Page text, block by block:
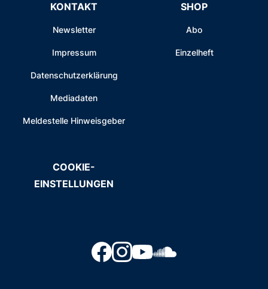
KONTAKT
Newsletter
Impressum
Datenschutzerklärung
Mediadaten
Meldestelle Hinweisgeber
SHOP
Abo
Einzelheft
COOKIE-
EINSTELLUNGEN